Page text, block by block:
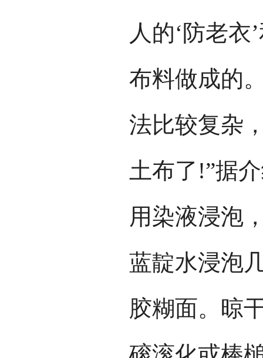
人的‘防老衣
布料做成的
法比较复杂
土布了!”据
用染液浸泡
蓝靛水浸泡
胶糊面。晾